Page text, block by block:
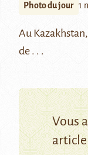
Photo du jour 1
Au
de . . .
Vous